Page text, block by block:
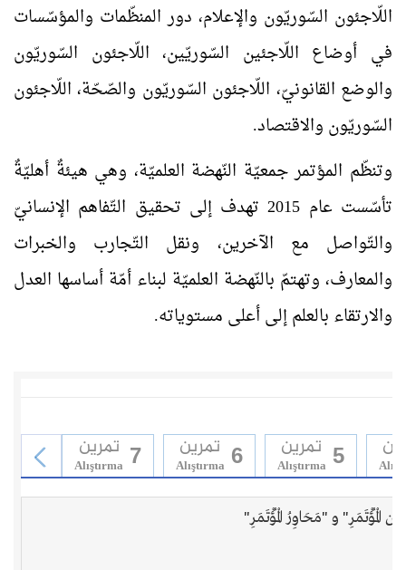
اللّاجئون السّوريّون والإعلام، دور المنظّمات والمؤسّسات
في أوضاع اللّاجئين السّوريّين، اللّاجئون السّوريّون
والوضع القانونيّ، اللّاجئون السّوريّون والصّحّة، اللّاجئون
السّوريّون والاقتصاد.
وتنظّم المؤتمر جمعيّة النّهضة العلميّة، وهي هيئةٌ أهليّةٌ
تأسّست عام 2015 تهدف إلى تحقيق التّفاهم الإنسانيّ
والتّواصل مع الآخرين، ونقل التّجارب والخبرات
والمعارف، وتهتمّ بالنّهضة العلميّة لبناء أمّة أساسها العدل
والارتقاء بالعلم إلى أعلى مستوياته.